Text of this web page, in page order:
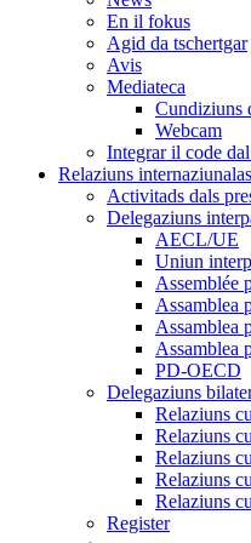
En il fokus
Agid da tschertgar
Avis
Mediateca
Cundiziuns
Webcam
Integrar il code
Relaziuns internaziunalas
Activitads dals
Delegaziuns
AECL/UE
Uniun
Assemblée
Assamblea
Assamblea
Assamblea
PD-OECD
Delegaziuns
Relaziuns
Relaziuns
Relaziuns
Relaziuns
Relaziuns
Register